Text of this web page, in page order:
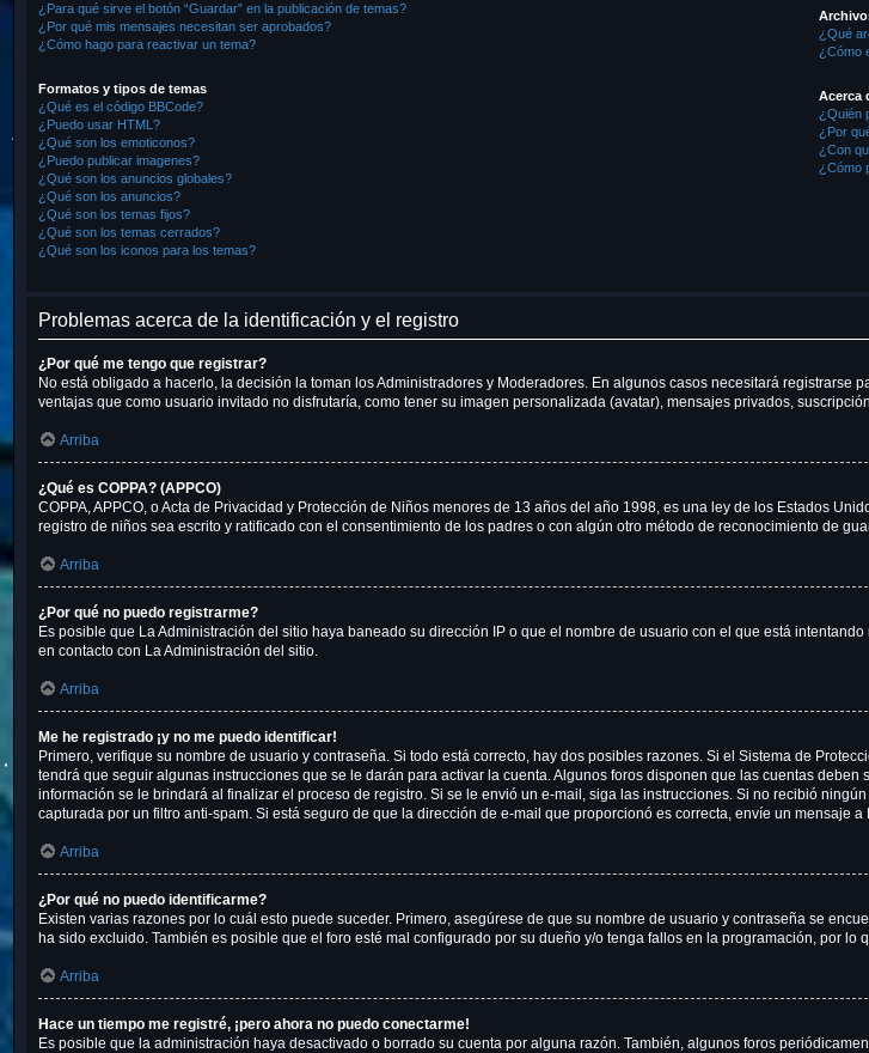
¿Para qué sirve el botón “Guardar” en la publicación de temas?
¿Por qué mis mensajes necesitan ser aprobados?
¿Cómo hago para reactivar un tema?
Formatos y tipos de temas
¿Qué es el código BBCode?
¿Puedo usar HTML?
¿Qué son los emoticonos?
¿Puedo publicar imagenes?
¿Qué son los anuncios globales?
¿Qué son los anuncios?
¿Qué son los temas fijos?
¿Qué son los temas cerrados?
¿Qué son los iconos para los temas?
¿Qué
¿Cómo
Acerca
¿Quién
¿Por
¿Con
¿Cómo
Problemas acerca de la identificación y el registro
¿Por qué me tengo que registrar?
No está obligado a hacerlo, la decisión la toman los Administradores y Moderadores. En algunos casos necesitará
ventajas que como usuario invitado no disfrutaría, como tener su imagen personalizada (avatar), mensajes privados,
Arriba
¿Qué es COPPA? (APPCO)
COPPA, APPCO, o Acta de Privacidad y Protección de Niños menores de 13 años del año 1998, es una ley de los Estados
registro de niños sea escrito y ratificado con el consentimiento de los padres o con algún otro método de reconocimiento de
Arriba
¿Por qué no puedo registrarme?
Es posible que La Administración del sitio haya baneado su dirección IP o que el nombre de usuario con el que está
en contacto con La Administración del sitio.
Arriba
Me he registrado ¡y no me puedo identificar!
Primero, verifique su nombre de usuario y contraseña. Si todo está correcto, hay dos posibles razones. Si el Sistema de
tendrá que seguir algunas instrucciones que se le darán para activar la cuenta. Algunos foros disponen que las cuentas
información se le brindará al finalizar el proceso de registro. Si se le envió un e-mail, siga las instrucciones. Si no recibió
capturada por un filtro anti-spam. Si está seguro de que la dirección de e-mail que proporcionó es correcta, envíe un mensaje a
Arriba
¿Por qué no puedo identificarme?
Existen varias razones por lo cuál esto puede suceder. Primero, asegúrese de que su nombre de usuario y contraseña se
ha sido excluido. También es posible que el foro esté mal configurado por su dueño y/o tenga fallos en la programación, por lo
Arriba
Hace un tiempo me registré, ¡pero ahora no puedo conectarme!
Es posible que la administración haya desactivado o borrado su cuenta por alguna razón. También, algunos foros